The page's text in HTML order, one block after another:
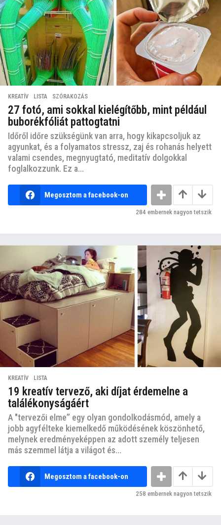
KREATÍV ,LISTA ,SZÓRAKOZÁS
27 fotó, ami sokkal kielégítőbb, mint például
buborékfóliát pattogtatni
Időről időre szükségünk van arra, hogy kikapcsoljuk az
agyunkat, és a folyamatos stressz, zaj és rohanás helyett
valami csendes, megnyugtató, meditatív dolgokkal
foglalkozzunk. Ez a...
Megosztom a facebook-on
284 embernek nagyon tetszik
KREATÍV ,LISTA
19 kreatív tervező, aki díjat érdemelne a
találékonyságáért
A "tervezői elme” egy olyan gondolkodásmód, amely a
jobb agyfélteke kiemelkedő működésének köszönhető,
melynek eredményeképpen az adott személy teljesen
más szemmel látja a világot és...
Megosztom a facebook-on
258 embernek nagyon tetszik